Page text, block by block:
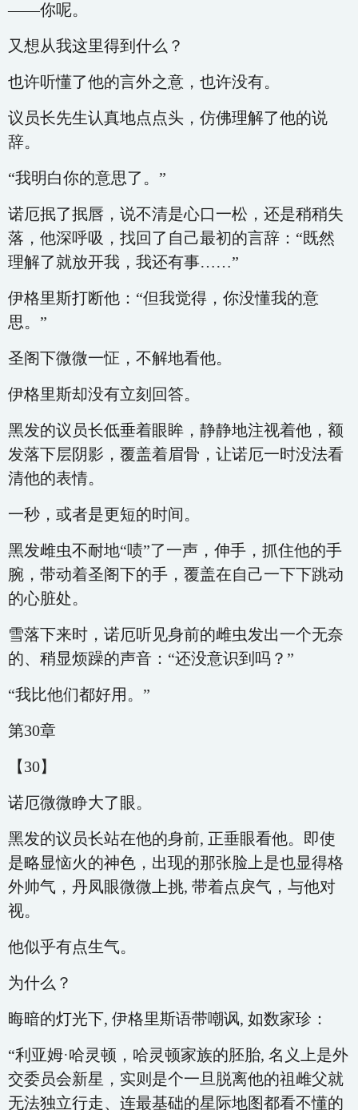
——你呢。
又想从我这里得到什么？
也许听懂了他的言外之意，也许没有。
议员长先生认真地点点头，仿佛理解了他的说
辞。
“我明白你的意思了。”
诺厄抿了抿唇，说不清是心口一松，还是稍稍失
落，他深呼吸，找回了自己最初的言辞：“既然
理解了就放开我，我还有事……”
伊格里斯打断他：“但我觉得，你没懂我的意
思。”
圣阁下微微一怔，不解地看他。
伊格里斯却没有立刻回答。
黑发的议员长低垂着眼眸，静静地注视着他，额
发落下层阴影，覆盖着眉骨，让诺厄一时没法看
清他的表情。
一秒，或者是更短的时间。
黑发雌虫不耐地“啧”了一声，伸手，抓住他的手
腕，带动着圣阁下的手，覆盖在自己一下下跳动
的心脏处。
雪落下来时，诺厄听见身前的雌虫发出一个无奈
的、稍显烦躁的声音：“还没意识到吗？”
“我比他们都好用。”
第30章
【30】
诺厄微微睁大了眼。
黑发的议员长站在他的身前, 正垂眼看他。即使
是略显恼火的神色，出现的那张脸上是也显得格
外帅气，丹凤眼微微上挑, 带着点戾气，与他对
视。
他似乎有点生气。
为什么？
晦暗的灯光下, 伊格里斯语带嘲讽, 如数家珍：
“利亚姆·哈灵顿，哈灵顿家族的胚胎, 名义上是外
交委员会新星，实则是个一旦脱离他的祖雌父就
无法独立行走、连最基础的星际地图都看不懂的